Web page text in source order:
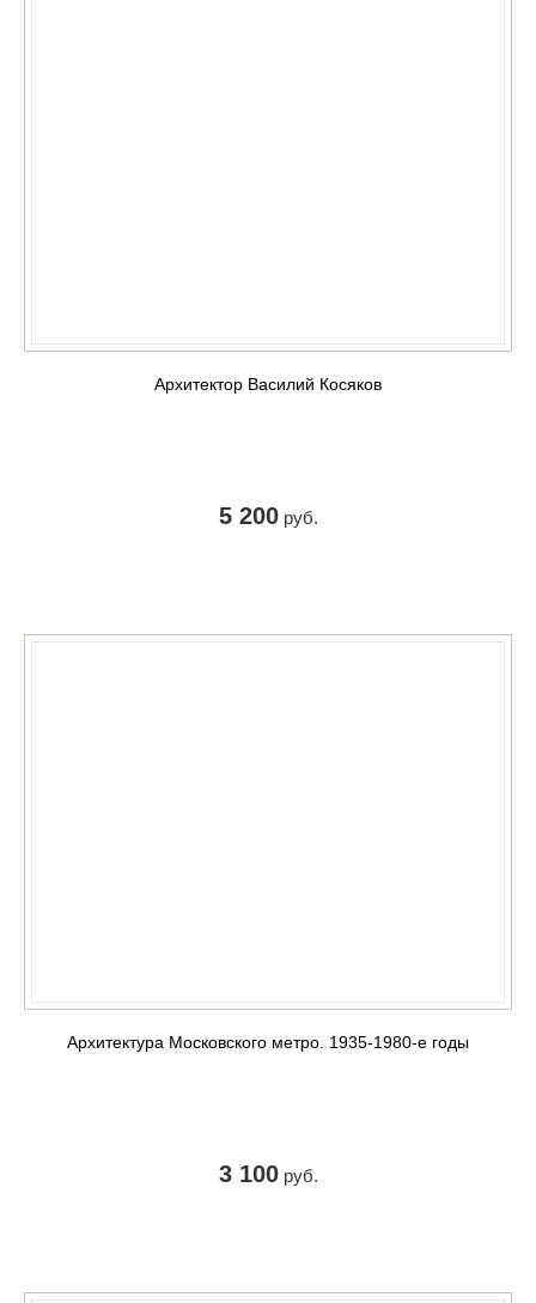
Архитектор Василий Косяков
5 200руб.
Архитектура Московского метро. 1935-1980-е годы
3 100руб.